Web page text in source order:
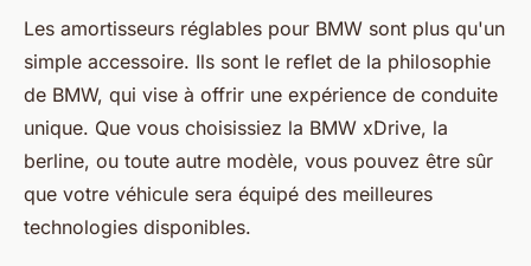
Les amortisseurs réglables pour BMW sont plus qu'un
simple accessoire. Ils sont le reflet de la philosophie
de BMW, qui vise à offrir une expérience de conduite
unique. Que vous choisissiez la BMW xDrive, la
berline, ou toute autre modèle, vous pouvez être sûr
que votre véhicule sera équipé des meilleures
technologies disponibles.